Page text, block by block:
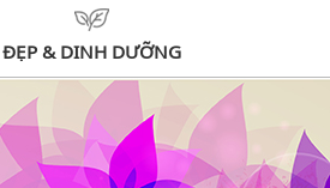
ĐẸP & DINH DƯỠNG